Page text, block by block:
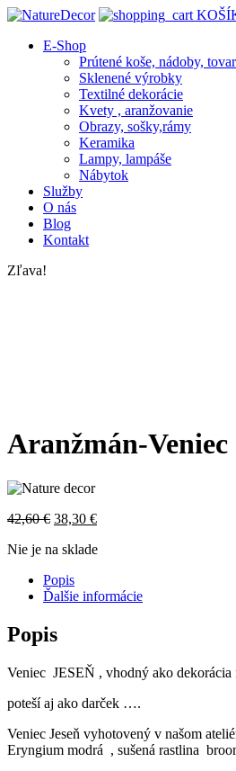
E-Shop
Prútené koše, nádoby, tovar
Sklenené výrobky
Textilné dekorácie
Kvety , aranžovanie
Obrazy, sošky,rámy
Keramika
Lampy, lampáše
Nábytok
Služby
O nás
Blog
Kontakt
Zľava!
Aranžmán-
42,60€ 38,30 €
Nie je na sklade
Popis
Ďalšie informácie
Popis
Veniec JESEŇ , vhodný ako
poteší aj ako darček ….
Veniec Jeseň vyhotovený v našom
Eryngium modrá , sušená rastlina